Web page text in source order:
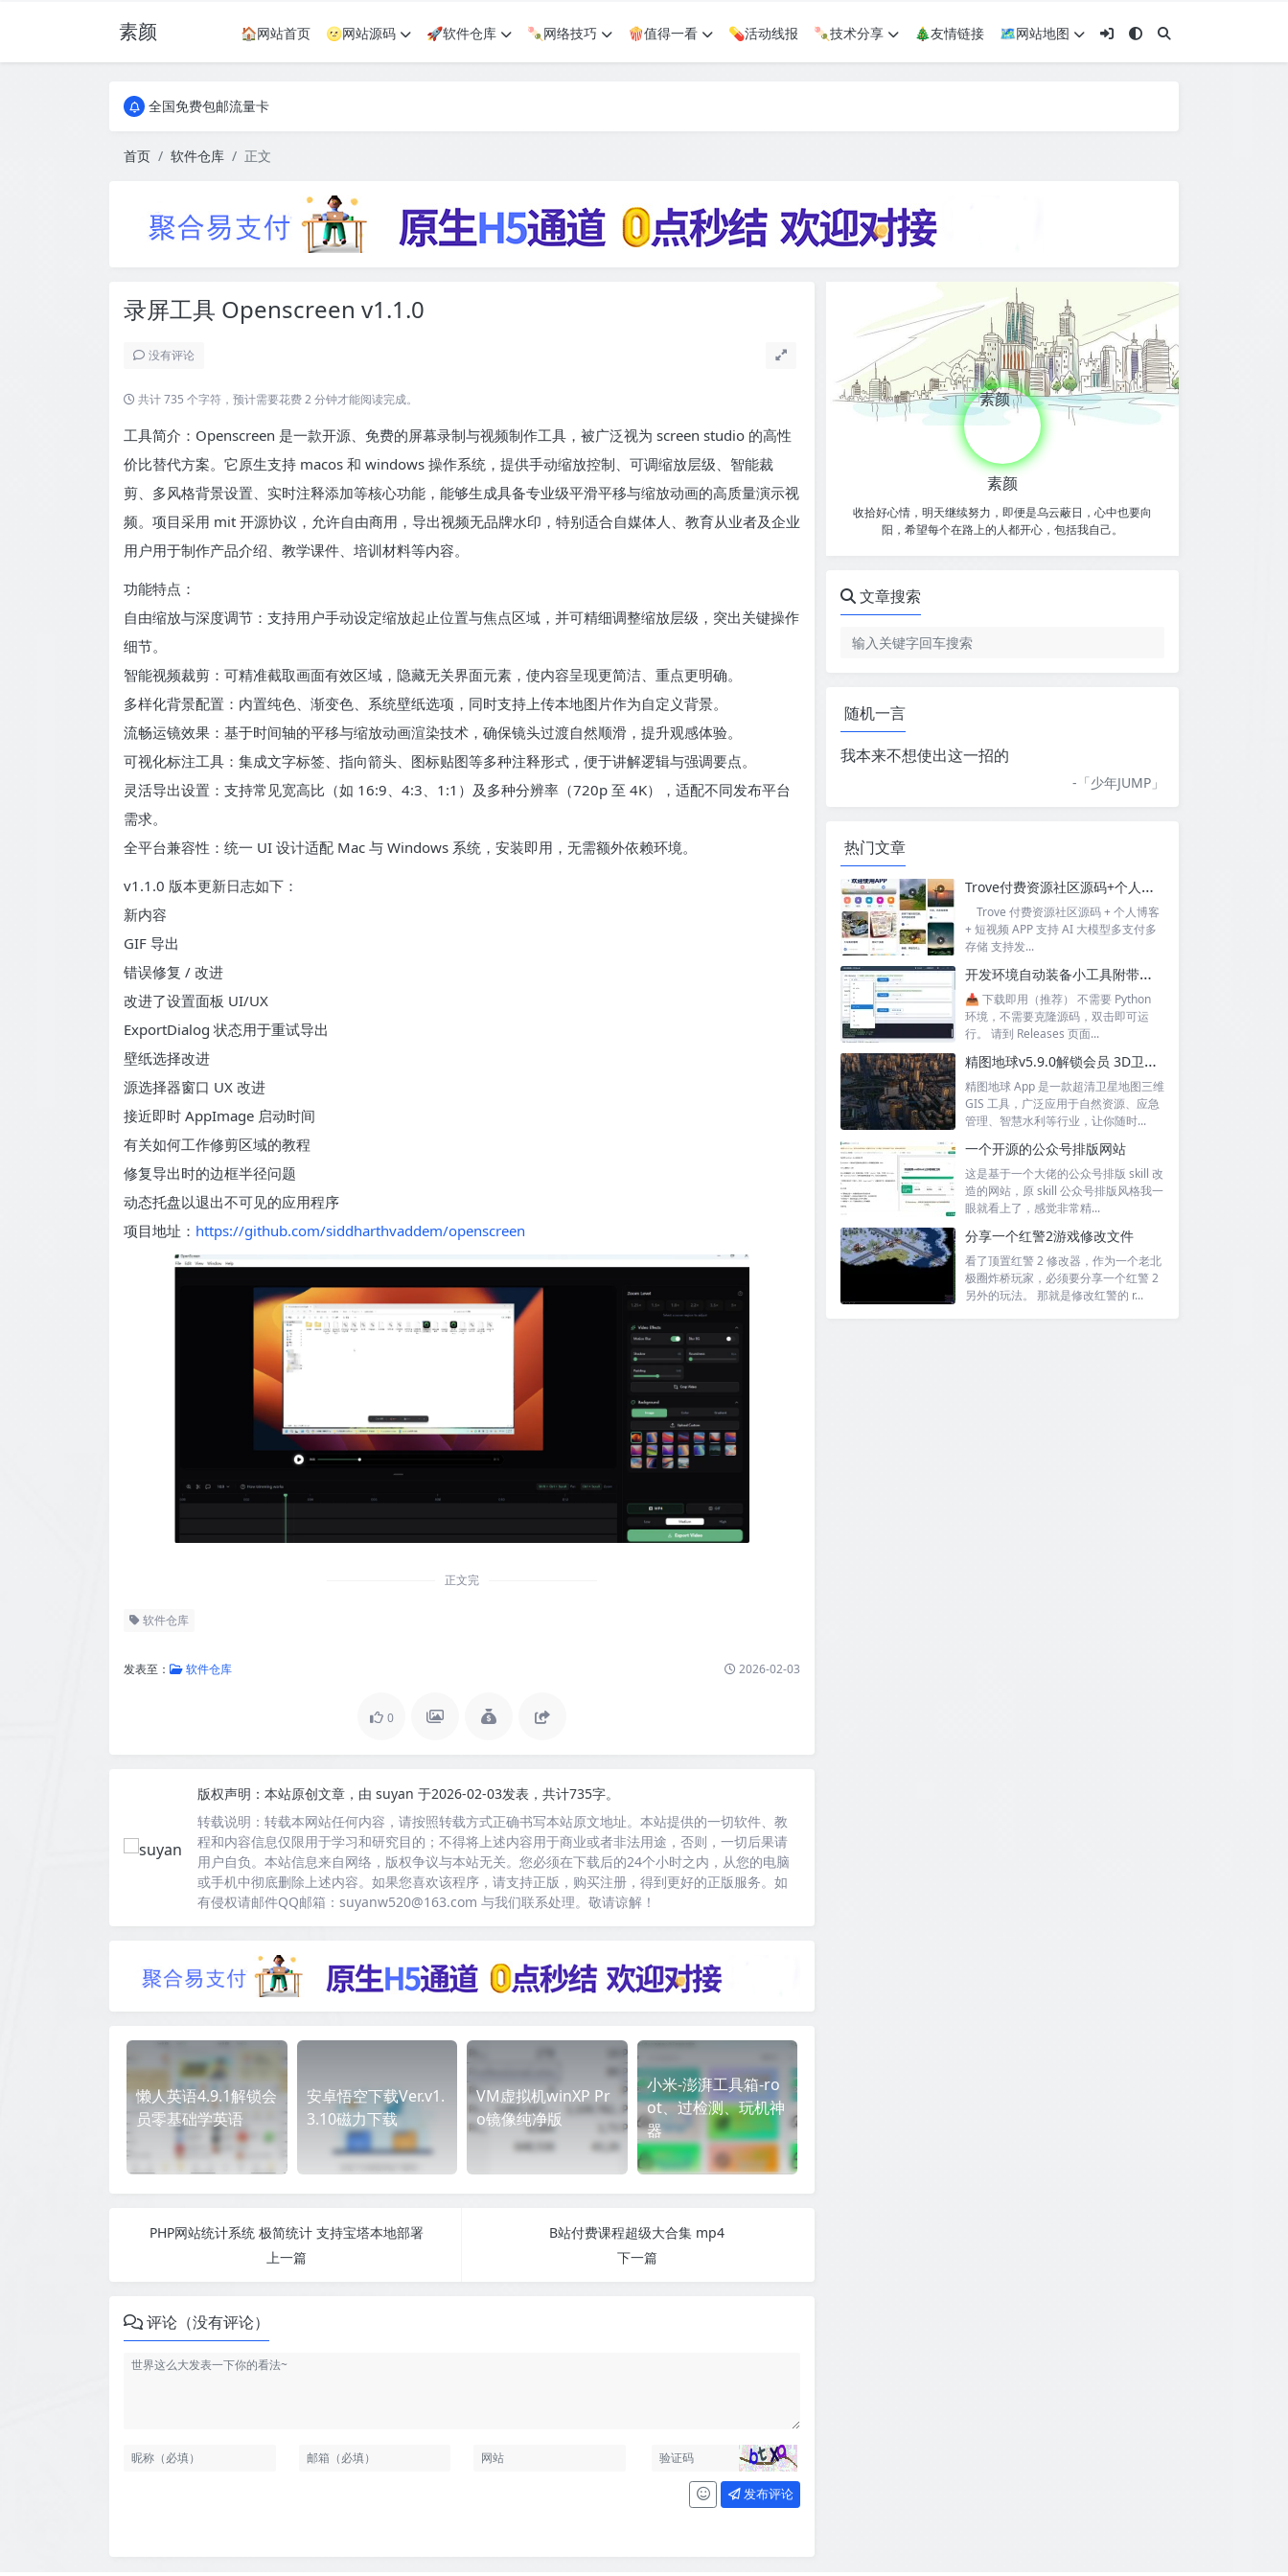
素颜 🏠网站首页 🌝网站源码 🚀软件仓库 🍡网络技巧 🍿值得一看 💊活动线报 🍡技术分享 🎄友情链接
🗺网站地图
全国免费包邮流量卡
全国免费包邮流量卡
首页
软件仓库 正文
录屏工具 Openscreen v1.1.0
没有评论
共计 735 个字符，预计需要花费 2 分钟才能阅读完成。
工具简介：Openscreen 是一款开源、免费的屏幕录制与视频制作工具，被广泛视为 screen studio 的高性
价比替代方案。它原生支持 macos 和 windows 操作系统，提供手动缩放控制、可调缩放层级、智能裁
剪、多风格背景设置、实时注释添加等核心功能，能够生成具备专业级平滑平移与缩放动画的高质量演示视
频。项目采用 mit 开源协议，允许自由商用，导出视频无品牌水印，特别适合自媒体人、教育从业者及企业
用户用于制作产品介绍、教学课件、培训材料等内容。
功能特点：
自由缩放与深度调节：支持用户手动设定缩放起止位置与焦点区域，并可精细调整缩放层级，突出关键操作
细节。
智能视频裁剪：可精准截取画面有效区域，隐藏无关界面元素，使内容呈现更简洁、重点更明确。
多样化背景配置：内置纯色、渐变色、系统壁纸选项，同时支持上传本地图片作为自定义背景。
流畅运镜效果：基于时间轴的平移与缩放动画渲染技术，确保镜头过渡自然顺滑，提升观感体验。
可视化标注工具：集成文字标签、指向箭头、图标贴图等多种注释形式，便于讲解逻辑与强调要点。
灵活导出设置：支持常见宽高比（如 16:9、4:3、1:1）及多种分辨率（720p 至 4K），适配不同发布平台
需求。
全平台兼容性：统一 UI 设计适配 Mac 与 Windows 系统，安装即用，无需额外依赖环境。
v1.1.0 版本更新日志如下：
新内容
GIF 导出
错误修复 / 改进
改进了设置面板 UI/UX
ExportDialog 状态用于重试导出
壁纸选择改进
源选择器窗口 UX 改进
接近即时 AppImage 启动时间
有关如何工作修剪区域的教程
修复导出时的边框半径问题
动态托盘以退出不可见的应用程序
项目地址： https://github.com/siddharthvaddem/openscreen
正文完
软件仓库
发表至： 软件仓库 2026-02-03
0
版权声明： 本站原创文章，由 suyan 于2026-02-03发表，共计735字。
转载说明： 转载本网站任何内容，请按照转载方式正确书写本站原文地址。本站提供的一切软件、教
程和内容信息仅限用于学习和研究目的；不得将上述内容用于商业或者非法用途，否则，一切后果请
用户自负。本站信息来自网络，版权争议与本站无关。您必须在下载后的24个小时之内，从您的电脑
或手机中彻底删除上述内容。如果您喜欢该程序，请支持正版，购买注册，得到更好的正版服务。如
有侵权请邮件QQ邮箱：suyanw520@163.com 与我们联系处理。敬请谅解！
懒人英语4.9.1解锁会
员零基础学英语
安卓悟空下载Ver.v1.
3.10磁力下载
VM虚拟机winXP Pr
o镜像纯净版
小米-澎湃工具箱-ro
ot、过检测、玩机神
器
PHP网站统计系统 极简统计 支持宝塔本地部署
上一篇
B站付费课程超级大合集 mp4
下一篇
评论（没有评论）
发布评论
素颜
收拾好心情，明天继续努力，即便是乌云蔽日，心中也要向
阳，希望每个在路上的人都开心，包括我自己。
文章搜索
随机一言
我本来不想使出这一招的
-「少年JUMP 」
热门文章
Trove付费资源社区源码+个人博客+短视频 APP 支持AI大模型多支付多存储
Trove 付费资源社区源码 + 个人博客
+ 短视频 APP 支持 AI 大模型多支付多
存储 支持发...
开发环境自动装备小工具附带源码
📥 下载即用（推荐） 不需要 Python
环境，不需要克隆源码，双击即可运
行。 请到 Releases 页面...
精图地球v5.9.0解锁会员 3D卫星街景户外测绘地图工具
精图地球 App 是一款超清卫星地图三维
GIS 工具，广泛应用于自然资源、应急
管理、智慧水利等行业，让你随时...
一个开源的公众号排版网站
这是基于一个大佬的公众号排版 skill 改
造的网站，原 skill 公众号排版风格我一
眼就看上了，感觉非常精...
分享一个红警2游戏修改文件
看了顶置红警 2 修改器，作为一个老北
极圈炸桥玩家，必须要分享一个红警 2
另外的玩法。 那就是修改红警的 r...